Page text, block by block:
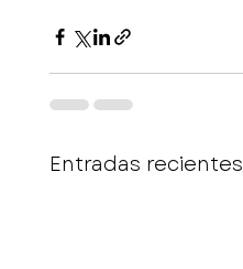
Entradas recientes